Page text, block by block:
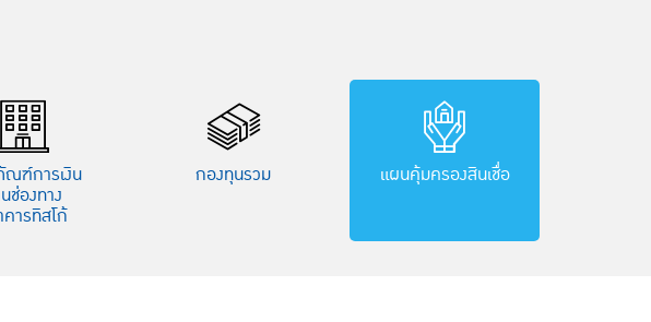
ฑ์การเงิน
ช่องทาง
ารทิสโก้
กองทุนรวม แผนคุ้มครองสินเชื่อ